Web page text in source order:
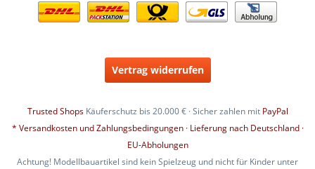
Vertrag widerrufen
Trusted ShopsKäuferschutz bis 20.000 € · Sicher zahlen mit PayPal
* Versandkosten und Zahlungsbedingungen · Lieferung nach Deutschland ·
EU-Abholungen
Achtung! Modellbauartikel sind kein Spielzeug und nicht für Kinder unter